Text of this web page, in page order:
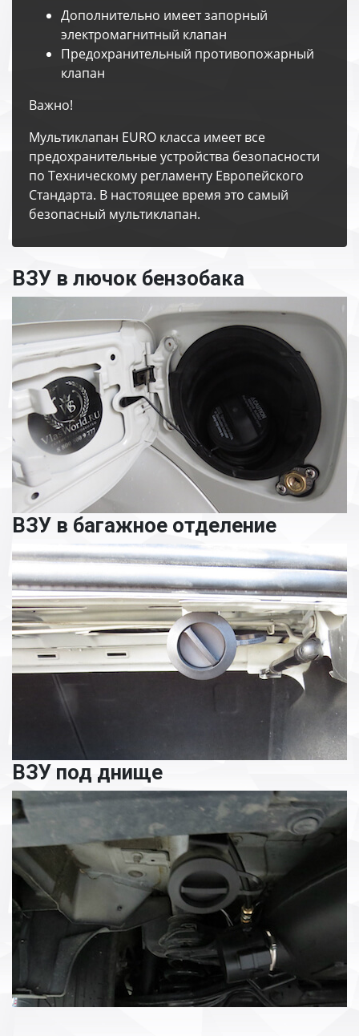
Дополнительно имеет запорный
электромагнитный клапан
Предохранительный противопожарный
клапан
Важно!
Мультиклапан EURO класса имеет все
предохранительные устройства безопасности
по Техническому регламенту Европейского
Стандарта. В настоящее время это самый
безопасный мультиклапан.
ВЗУ в лючок бензобака
ВЗУ в багажное отделение
ВЗУ под днище